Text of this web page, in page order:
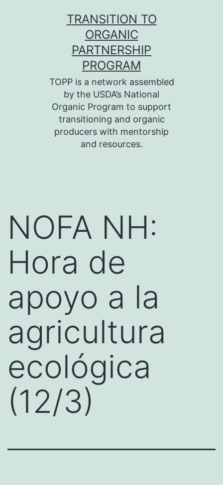
TRANSITION TO
ORGANIC
PARTNERSHIP
PROGRAM
TOPP is a network assembled
by the USDA’s National
Organic Program to support
transitioning and organic
producers with mentorship
and resources.
NOFA NH:
Hora de
apoyo a la
agricultura
ecológica
(12/3)